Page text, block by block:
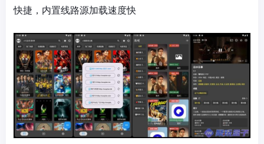
快捷，内置线路源加载速度快